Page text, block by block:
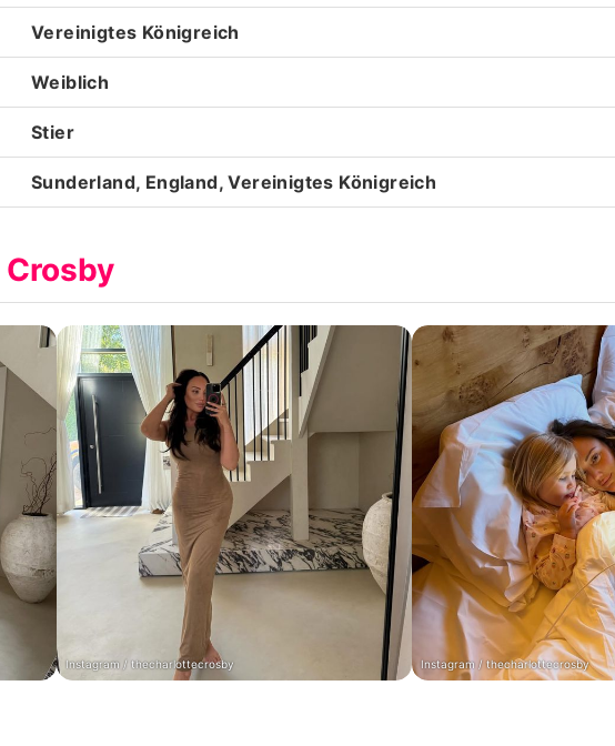
Vereinigtes Königreich
Weiblich
Stier
Sunderland, England, Vereinigtes Königreich
Instagram / thecharlottecrosby Instagram / thecharlottecrosby